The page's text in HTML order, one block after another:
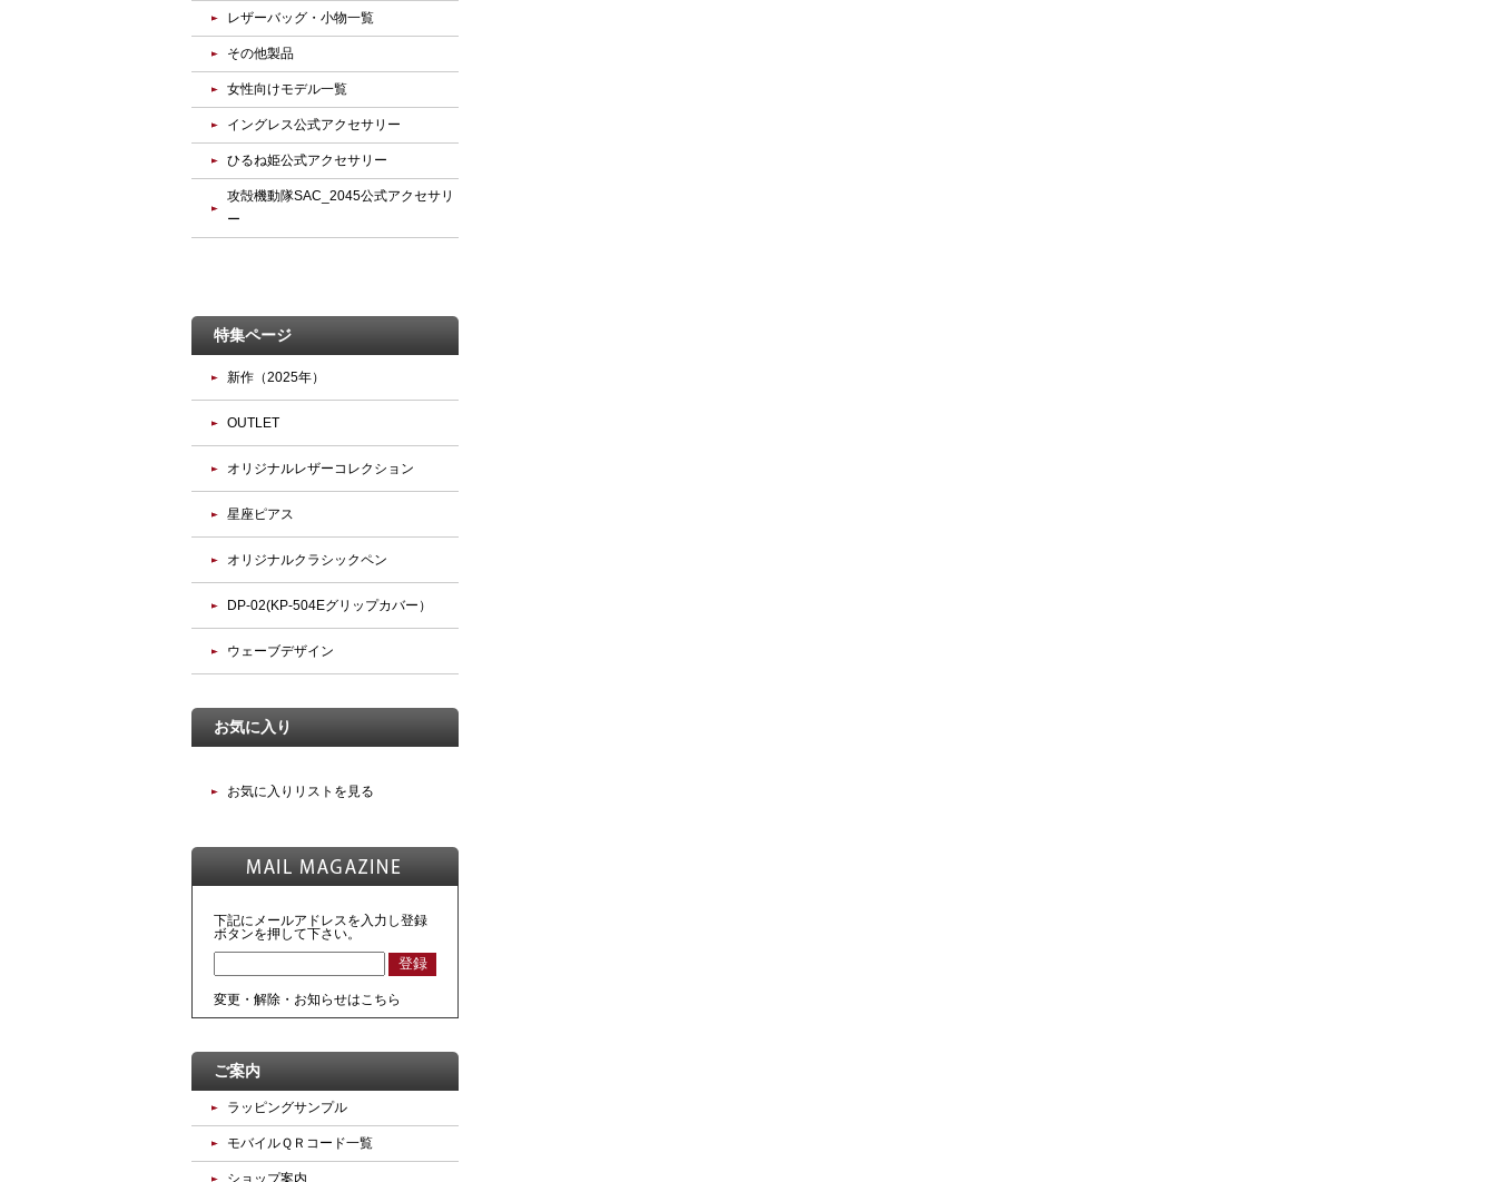
レザーバッグ・小物一覧
その他製品
女性向けモデル一覧
イングレス公式アクセサリー
ひるね姫公式アクセサリー
攻殻機動隊SAC_2045公式アクセサリ
ー
特集ページ
新作（2025年）
OUTLET
オリジナルレザーコレクション
星座ピアス
オリジナルクラシックペン
DP-02(KP-504Eグリップカバー）
ウェーブデザイン
お気に入り
お気に入りリストを見る
下記にメールアドレスを入力し登録
ボタンを押して下さい。
変更・解除・お知らせはこちら
ご案内
ラッピングサンプル
モバイルＱＲコード一覧
ショップ案内